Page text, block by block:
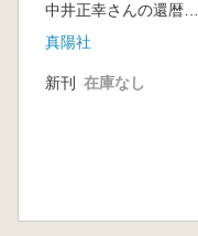
中井正幸さんの還暦をお祝いする会 編
真陽社
新刊 在庫なし